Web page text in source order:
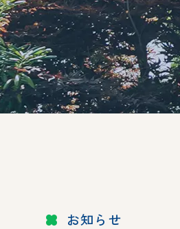
お知らせ